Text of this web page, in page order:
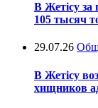
В Жетісу за
105 тысяч
29.07.26
В Жетісу
хищников